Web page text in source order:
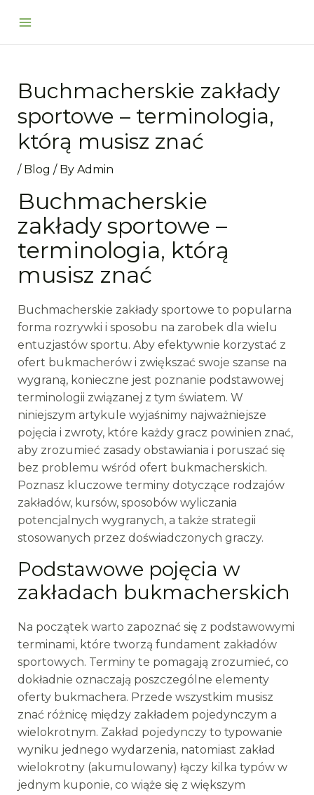
Main
Buchmacherskie zakłady
sportowe – terminologia,
którą musisz znać
/ Blog / By Admin
Buchmacherskie
zakłady sportowe –
terminologia, którą
musisz znać
Buchmacherskie zakłady sportowe to popularna
forma rozrywki i sposobu na zarobek dla wielu
entuzjastów sportu. Aby efektywnie korzystać z
ofert bukmacherów i zwiększać swoje szanse na
wygraną, konieczne jest poznanie podstawowej
terminologii związanej z tym światem. W
niniejszym artykule wyjaśnimy najważniejsze
pojęcia i zwroty, które każdy gracz powinien znać,
aby zrozumieć zasady obstawiania i poruszać się
bez problemu wśród ofert bukmacherskich.
Poznasz kluczowe terminy dotyczące rodzajów
zakładów, kursów, sposobów wyliczania
potencjalnych wygranych, a także strategii
stosowanych przez doświadczonych graczy.
Podstawowe pojęcia w
zakładach bukmacherskich
Na początek warto zapoznać się z podstawowymi
terminami, które tworzą fundament zakładów
sportowych. Terminy te pomagają zrozumieć, co
dokładnie oznaczają poszczególne elementy
oferty bukmachera. Przede wszystkim musisz
znać różnicę między zakładem pojedynczym a
wielokrotnym. Zakład pojedynczy to typowanie
wyniku jednego wydarzenia, natomiast zakład
wielokrotny (akumulowany) łączy kilka typów w
jednym kuponie, co wiąże się z większym